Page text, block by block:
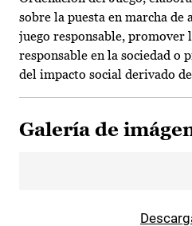
sobre la puesta en marcha de
juego responsable, promover
responsable en la sociedad o
del impacto social derivado
Galería de